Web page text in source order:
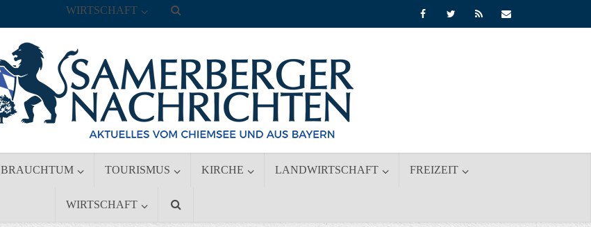
BRAUCHTUM TOURISMUS KIRCHE LANDWIRTSCHAFT FREIZEIT
WIRTSCHAFT
WIRTSCHAFT